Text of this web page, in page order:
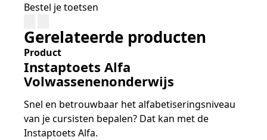
Bestel je toetsen
Gerelateerde producten
Product
Instaptoets Alfa
Volwassenenonderwijs
Snel en betrouwbaar het alfabetiseringsniveau
van je cursisten bepalen? Dat kan met de
Instaptoets Alfa.